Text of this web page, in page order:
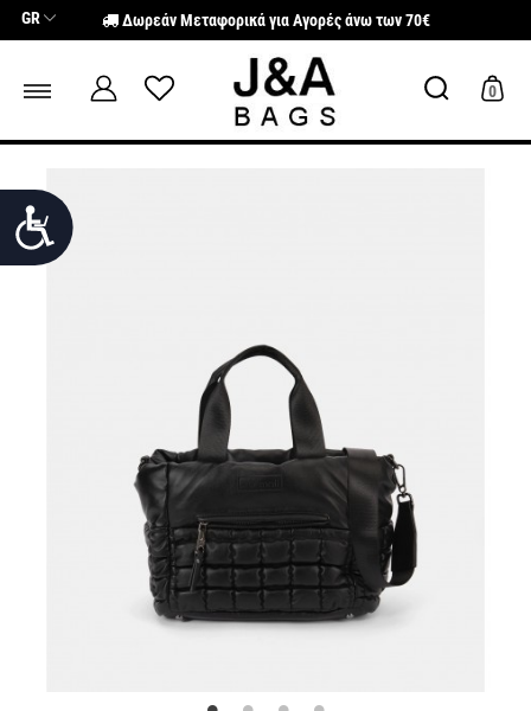
Σημείωση:
Αυτός
περιλαμβάνει
προσβασιμότητας.
Προσιτότητα
GR Δωρεάν Μεταφορικά για Αγορές άνω των 70€
0